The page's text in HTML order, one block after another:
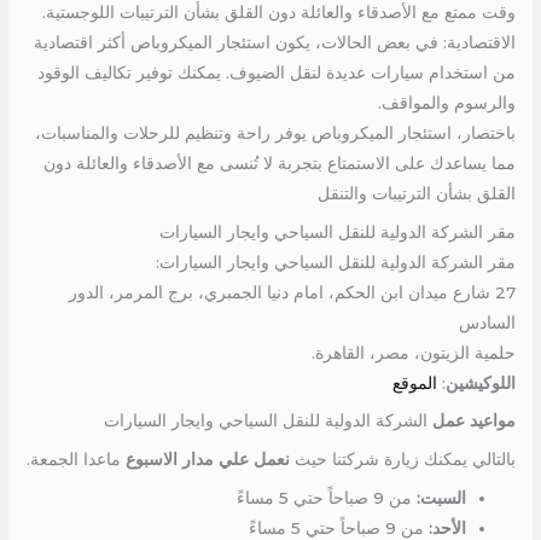
وقت ممتع مع الأصدقاء والعائلة دون القلق بشأن الترتيبات اللوجستية.
الاقتصادية: في بعض الحالات، يكون استئجار الميكروباص أكثر اقتصادية
من استخدام سيارات عديدة لنقل الضيوف. يمكنك توفير تكاليف الوقود
والرسوم والمواقف.
باختصار، استئجار الميكروباص يوفر راحة وتنظيم للرحلات والمناسبات،
مما يساعدك على الاستمتاع بتجربة لا تُنسى مع الأصدقاء والعائلة دون
القلق بشأن الترتيبات والتنقل
مقر الشركة الدولية للنقل السياحي وايجار السيارات
مقر الشركة الدولية للنقل السياحي وايجار السيارات:
27 شارع ميدان ابن الحكم، امام دنيا الجمبري، برج المرمر، الدور
السادس
حلمية الزيتون، مصر، القاهرة.
اللوكيشين: الموقع
مواعيد عمل الشركة الدولية للنقل السياحي وايجار السيارات
بالتالي يمكنك زيارة شركتنا حيثنعمل علي مدار الاسبوع ماعدا الجمعة.
السبت: من 9 صباحاً حتي 5 مساءً
الأحد: من 9 صباحاً حتي 5 مساءً